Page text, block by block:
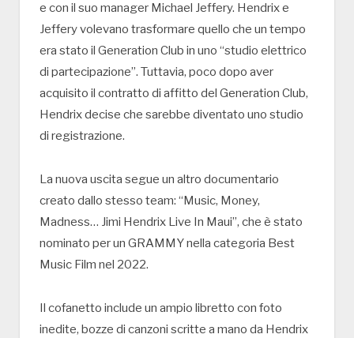
e con il suo manager Michael Jeffery. Hendrix e
Jeffery volevano trasformare quello che un tempo
era stato il Generation Club in uno “studio elettrico
di partecipazione”. Tuttavia, poco dopo aver
acquisito il contratto di affitto del Generation Club,
Hendrix decise che sarebbe diventato uno studio
di registrazione.
La nuova uscita segue un altro documentario
creato dallo stesso team: “Music, Money,
Madness… Jimi Hendrix Live In Maui”, che è stato
nominato per un GRAMMY nella categoria Best
Music Film nel 2022.
Il cofanetto include un ampio libretto con foto
inedite, bozze di canzoni scritte a mano da Hendrix